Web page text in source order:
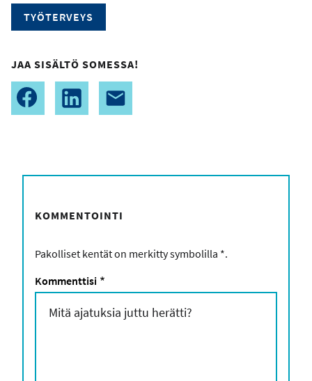
TYÖTERVEYS
JAA SISÄLTÖ SOMESSA!
KOMMENTOINTI
Pakolliset kentät on merkitty symbolilla *.
Kommenttisi *